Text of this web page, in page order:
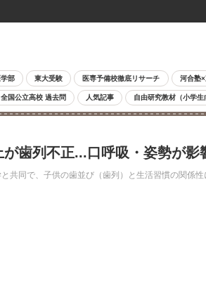
学部 東大受験 医専予備校徹底リサーチ 河合塾
全国公立高校 過去問 人気記事 自由研究教材（小学生
歯列不正...口呼吸・姿勢が影
共同で、子供の歯並び（歯列）と生活習慣の関係